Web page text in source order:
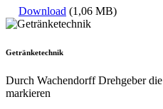
Download (1,06 MB)
Getränketechnik
Durch Wachendorff Drehgeber
markieren